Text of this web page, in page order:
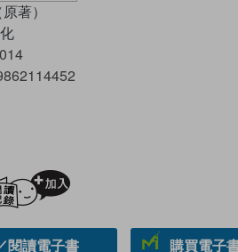
著）
閱讀電子書 購買電子